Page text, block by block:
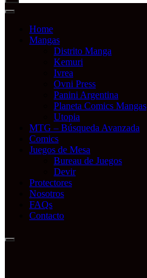
Home
Mangas
Distrito Manga
Kemuri
Ivrea
Ovni Press
Panini Argentina
Planeta Comics Mangas
Utopia
MTG – Búsqueda Avanzada
Comics
Juegos de Mesa
Bureau de Juegos
Devir
Protectores
Nosotros
FAQs
Contacto